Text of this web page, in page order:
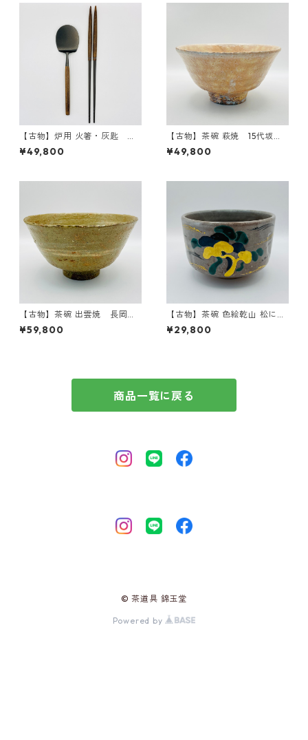
【古物】炉用 火箸・灰匙 千
家十職 11代中川浄益 共箱入
¥49,800
【古物】茶碗 萩焼 15代坂倉
新兵衛 共箱入
¥49,800
【古物】茶碗 出雲焼 長岡空
権(11代住右衛門) 楽山窯 共箱
入
¥59,800
【古物】茶碗 色絵乾山 松に
波 杉田祥平 清閑寺窯 共箱
入
¥29,800
商品一覧に戻る
© 茶道具 錦玉堂
Powered by